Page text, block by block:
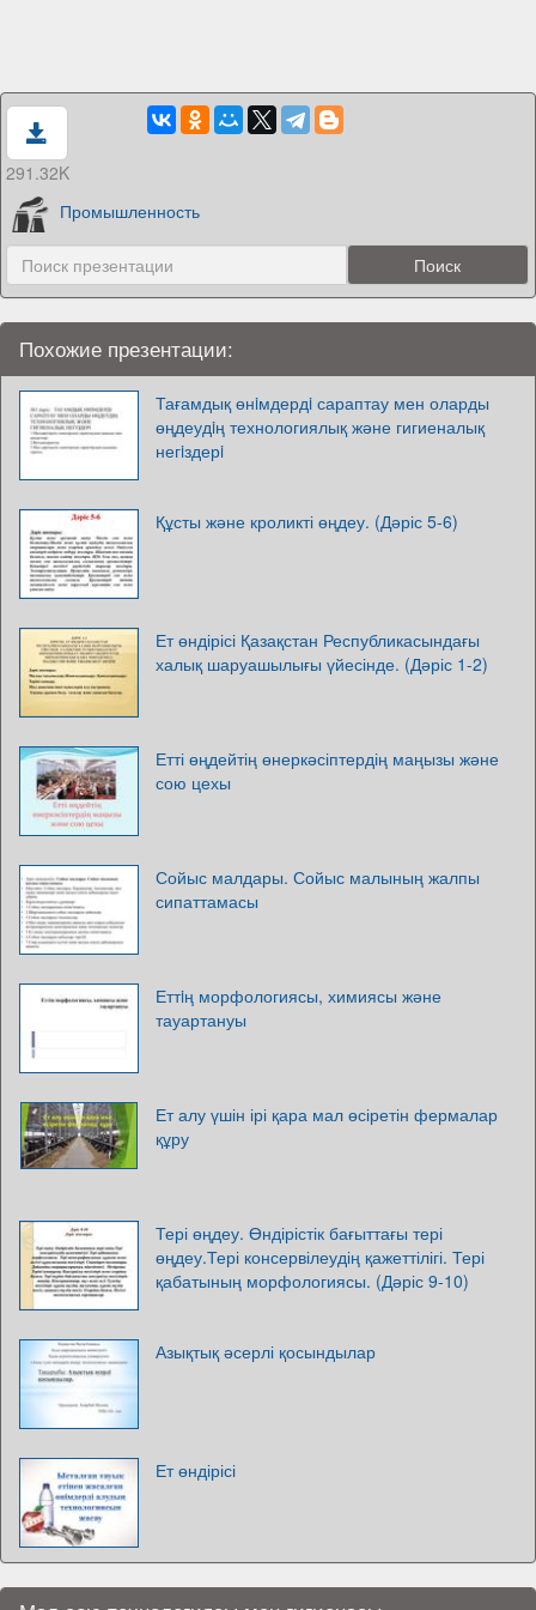
291.32K
Промышленность
Похожие презентации:
Тағамдық өнiмдердi сараптау мен оларды
өңдеудiң технологиялық және гигиеналық
негiздерi
Құсты және кроликті өңдеу. (Дәріс 5-6)
Ет өндірісі Қазақстан Республикасындағы
халық шаруашылығы үйесінде. (Дәріс 1-2)
Етті өңдейтің өнеркәсіптердің маңызы және
сою цехы
Сойыс малдары. Сойыс малының жалпы
сипаттамасы
Еттiң морфологиясы, химиясы және
тауартануы
Ет алу үшін ірі қара мал өсіретін фермалар
құру
Тері өңдеу. Өндірістік бағыттағы тері
өңдеу.Тері консервілеудің қажеттілігі. Тері
қабатының морфологиясы. (Дәріс 9-10)
Азықтық әсерлі қосындылар
Ет өндірісі